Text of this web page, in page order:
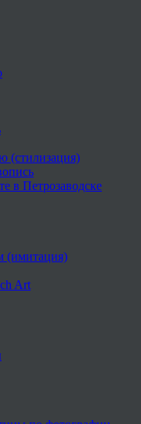
(стилизация)
в Петрозаводске
(имитация)
Art